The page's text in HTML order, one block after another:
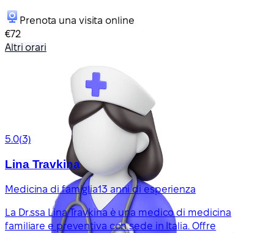
Prenota una visita online
€72
Altri orari
5.0(3)
Lina Travkina
Medicina di famiglia13 anni di esperienza
La Dr.ssa Lina Travkina è una medico di medicina
familiare e preventiva con sede in Italia. Offre